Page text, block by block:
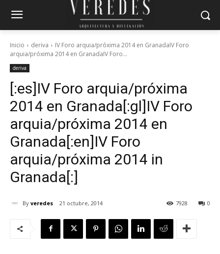
Inicio deriva
IV Foro arquia/próxima 2014 en GranadaIV Foro
arquia/próxima 2014 en GranadaIV Foro...
deriva
[:es]IV Foro arquia/próxima
2014 en Granada[:gl]IV Foro
arquia/próxima 2014 en
Granada[:en]IV Foro
arquia/próxima 2014 in
Granada[:]
By veredes 21 octubre, 2014 0
7928